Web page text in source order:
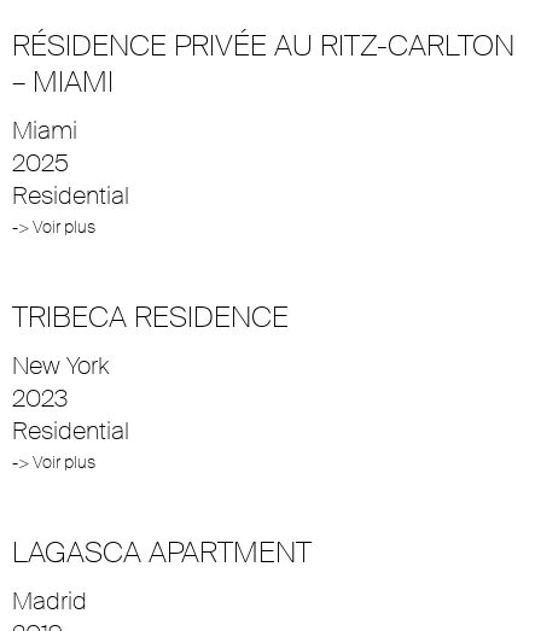
RÉSIDENCE PRIVÉE AU RITZ-CARLTON
– MIAMI
Miami
2025
Residential
-> Voir plus
TRIBECA RESIDENCE
New York
2023
Residential
-> Voir plus
LAGASCA APARTMENT
Madrid